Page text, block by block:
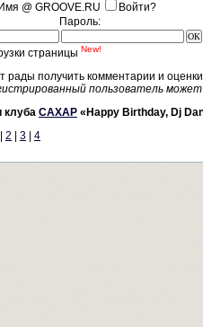
Имя @ GROOVE.RU
Войти?
Пароль:
страницы New!
рады получить комментарии и
пользователь
клуба САХАР «Happy Birthday, Dj
2 3 4